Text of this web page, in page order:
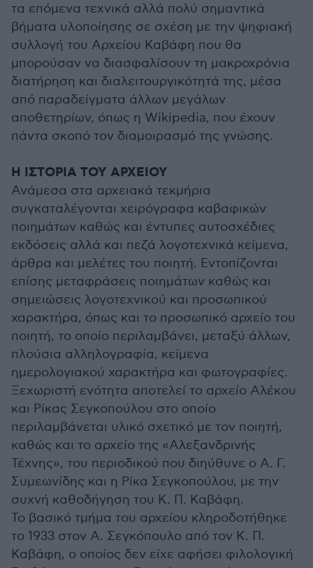
τα επόμενα τεχνικά αλλά πολύ σημαντικά
βήματα υλοποίησης σε σχέση με την ψηφιακή
συλλογή του Αρχείου Καβάφη που θα
μπορούσαν να διασφαλίσουν τη μακροχρόνια
διατήρηση και διαλειτουργικότητά της, μέσα
από παραδείγματα άλλων μεγάλων
αποθετηρίων, όπως η Wikipedia, που έχουν
πάντα σκοπό τον διαμοιρασμό της γνώσης.
Η ΙΣΤΟΡΙΑ ΤΟΥ ΑΡΧΕΙΟΥ
Ανάμεσα στα αρχειακά τεκμήρια
συγκαταλέγονται χειρόγραφα καβαφικών
ποιημάτων καθώς και έντυπες αυτοσχέδιες
εκδόσεις αλλά και πεζά λογοτεχνικά κείμενα,
άρθρα και μελέτες του ποιητή. Εντοπίζονται
επίσης μεταφράσεις ποιημάτων καθώς και
σημειώσεις λογοτεχνικού και προσωπικού
χαρακτήρα, όπως και το προσωπικό αρχείο του
ποιητή, το οποίο περιλαμβάνει, μεταξύ άλλων,
πλούσια αλληλογραφία, κείμενα
ημερολογιακού χαρακτήρα και φωτογραφίες.
Ξεχωριστή ενότητα αποτελεί το αρχείο Αλέκου
και Ρίκας Σεγκοπούλου στο οποίο
περιλαμβάνεται υλικό σχετικό με τον ποιητή,
καθώς και το αρχείο της «Αλεξανδρινής
Τέχνης», του περιοδικού που διηύθυνε ο Α. Γ.
Συμεωνίδης και η Ρίκα Σεγκοπούλου, με την
συχνή καθοδήγηση του Κ. Π. Καβάφη.
Το βασικό τμήμα του αρχείου κληροδοτήθηκε
το 1933 στον Α. Σεγκόπουλο από τον Κ. Π.
Καβάφη, ο οποίος δεν είχε αφήσει φιλολογική